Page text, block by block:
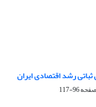
رشد اقتصادی ایران
96-117